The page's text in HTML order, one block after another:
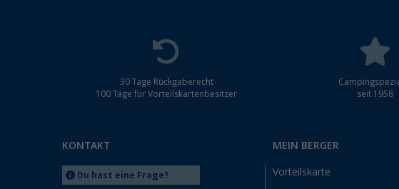
30 Tage Rückgaberecht
100 Tage für Vorteilskartenbesitzer
seit 1958
KONTAKT
Du hast eine Frage?
MEIN BERGER
Vorteilskarte